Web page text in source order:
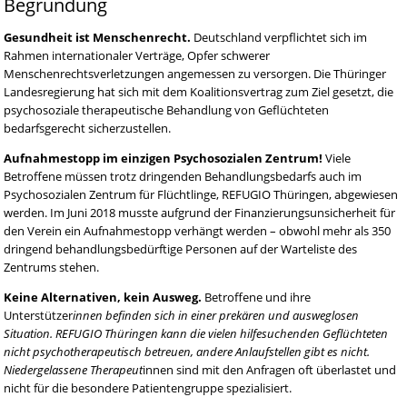
Begründung
Gesundheit ist Menschenrecht. Deutschland verpflichtet sich im
Rahmen internationaler Verträge, Opfer schwerer
Menschenrechtsverletzungen angemessen zu versorgen. Die Thüringer
Landesregierung hat sich mit dem Koalitionsvertrag zum Ziel gesetzt, die
psychosoziale therapeutische Behandlung von Geflüchteten
bedarfsgerecht sicherzustellen.
Aufnahmestopp im einzigen Psychosozialen Zentrum! Viele
Betroffene müssen trotz dringenden Behandlungsbedarfs auch im
Psychosozialen Zentrum für Flüchtlinge, REFUGIO Thüringen, abgewiesen
werden. Im Juni 2018 musste aufgrund der Finanzierungsunsicherheit für
den Verein ein Aufnahmestopp verhängt werden – obwohl mehr als 350
dringend behandlungsbedürftige Personen auf der Warteliste des
Zentrums stehen.
Keine Alternativen, kein Ausweg. Betroffene und ihre
Unterstützerinnen befinden sich in einer prekären und ausweglosen
Situation. REFUGIO Thüringen kann die vielen hilfesuchenden Geflüchteten
nicht psychotherapeutisch betreuen, andere Anlaufstellen gibt es nicht.
Niedergelassene Therapeutinnen sind mit den Anfragen oft überlastet und
nicht für die besondere Patientengruppe spezialisiert.